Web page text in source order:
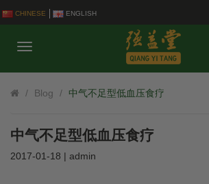
CHINESE ENGLISH
Blog 中气不足型低血压食疗
中气不足型低血压食疗
2017-01-18 | admin